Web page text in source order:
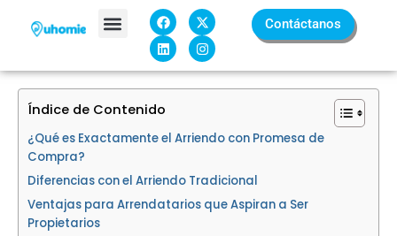
F
a
c
e
b
o
o
k
X
-
t
w
i
t
t
L
i
n
k
e
d
i
n
I
n
s
t
a
g
r
Contáctanos
Índice de Contenido
¿Qué es Exactamente el Arriendo con Promesa de
Compra?
Diferencias con el Arriendo Tradicional
Ventajas para Arrendatarios que Aspiran a Ser
Propietarios